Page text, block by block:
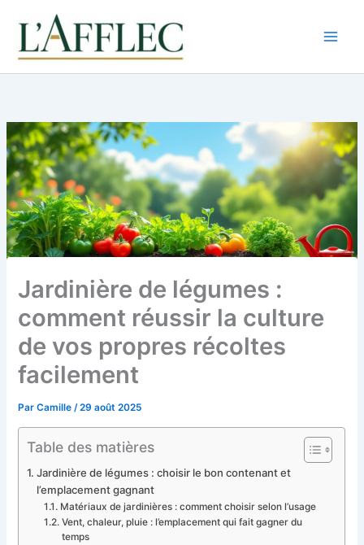
contenu
Jardinière de légumes :
comment réussir la culture
de vos propres récoltes
facilement
ParCamille/29 août 2025
Table des matières
Jardinière de légumes : choisir le bon contenant et
l’emplacement gagnant
Matériaux de jardinières : comment choisir selon l’usage
Vent, chaleur, pluie : l’emplacement qui fait gagner du
temps